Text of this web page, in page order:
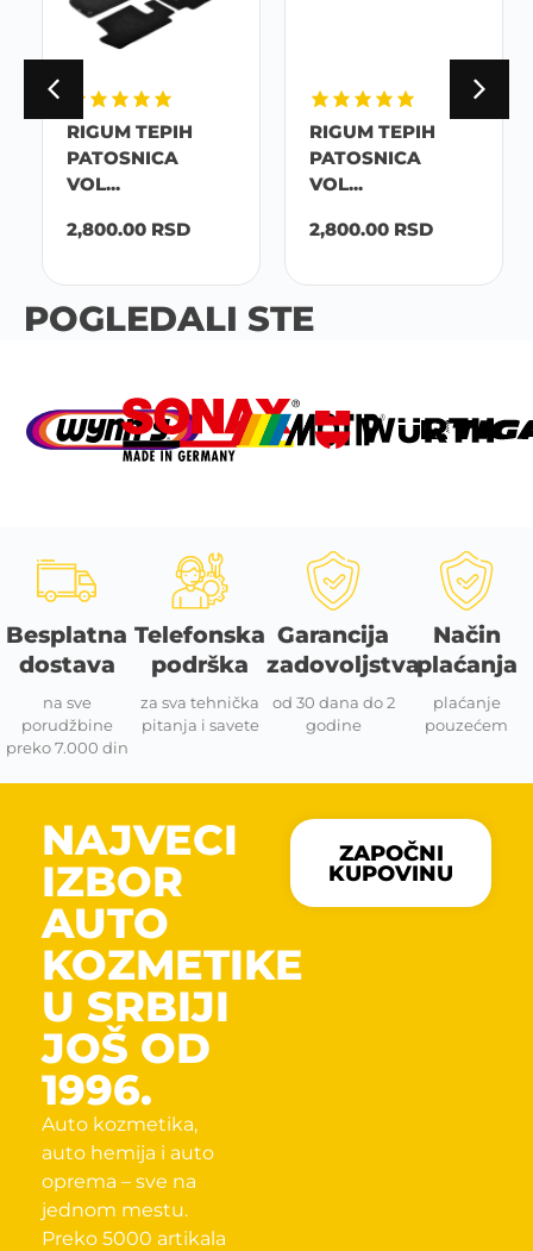
RIGUM TEPIH
PATOSNICA
VOL...
2,800.00RSD
RIGUM TEPIH
PATOSNICA
VOL...
2,800.00RSD
POGLEDALI STE
Besplatna
dostava
na sve
porudžbine
preko 7.000 din
Telefonska
podrška
za sva tehnička
pitanja i savete
Garancija
zadovoljstva
od 30 dana do 2
godine
Način
plaćanja
plaćanje
pouzećem
NAJVECI
IZBOR
AUTO
KOZMETIKE
U SRBIJI
JOŠ OD
1996.
Auto kozmetika,
auto hemija i auto
oprema – sve na
jednom mestu.
Preko 5000 artikala
ZAPOČNI
KUPOVINU